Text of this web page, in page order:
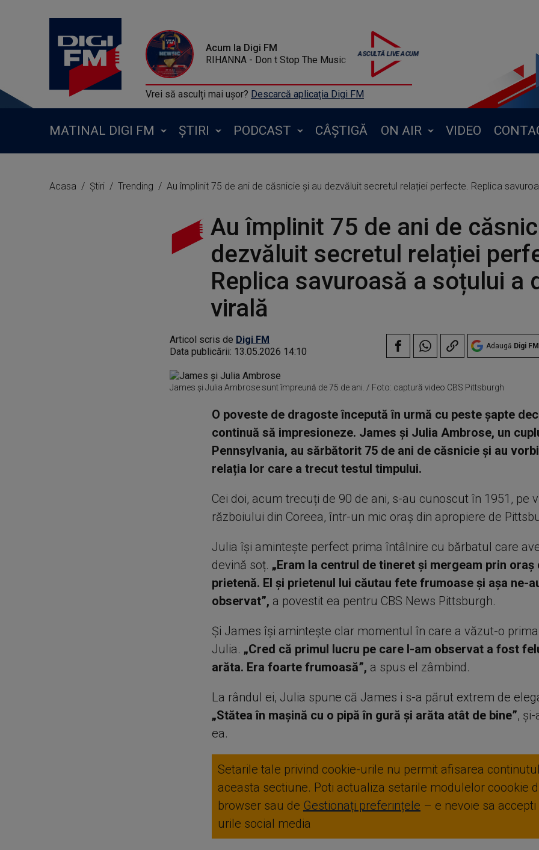
Acum la Digi FM
RIHANNA - Don t Stop The Music
Vrei să asculți mai ușor? Descarcă aplicația Digi FM
MATINAL DIGI FM ȘTIRI PODCAST CÂȘTIGĂ ON AIR VIDEO
Acasa Știri Trending Au împlinit 75 de ani de căsnicie și au dezvăluit secretul relației perfecte. Replica
Au împlinit 75 de ani de
dezvăluit secretul relației
Replica savuroasă a soțului a
virală
Articol scris de Digi FM
Data publicării: 13.05.2026 14:10 Adaugă Digi FM
James și Julia Ambrose sunt împreună de 75 de ani. / Foto: captură video CBS Pittsburgh
O poveste de dragoste începută în urmă cu peste șapte
continuă să impresioneze. James și Julia Ambrose, un
Pennsylvania, au sărbătorit 75 de ani de căsnicie și au
relația lor care a trecut testul timpului.
Cei doi, acum trecuți de 90 de ani, s-au cunoscut în 1951, pe
războiului din Coreea, într-un mic oraș din apropiere de
Julia își amintește perfect prima întâlnire cu bărbatul care
devină soț. „Eram la centrul de tineret și mergeam prin oraș
prietenă. El și prietenul lui căutau fete frumoase și așa ne-
observat”, a povestit ea pentru CBS News Pittsburgh.
Și James își amintește clar momentul în care a văzut-o
Julia. „Cred că primul lucru pe care l-am observat a fost
arăta. Era foarte frumoasă”, a spus el zâmbind.
La rândul ei, Julia spune că James i s-a părut extrem de
„Stătea în mașină cu o pipă în gură și arăta atât de bine”,
ea.
Setarile tale privind cookie-urile nu permit afisarea
aceasta sectiune. Poti actualiza setarile modulelor coookie
browser sau de Gestionați preferințele – e nevoie sa
urile social media